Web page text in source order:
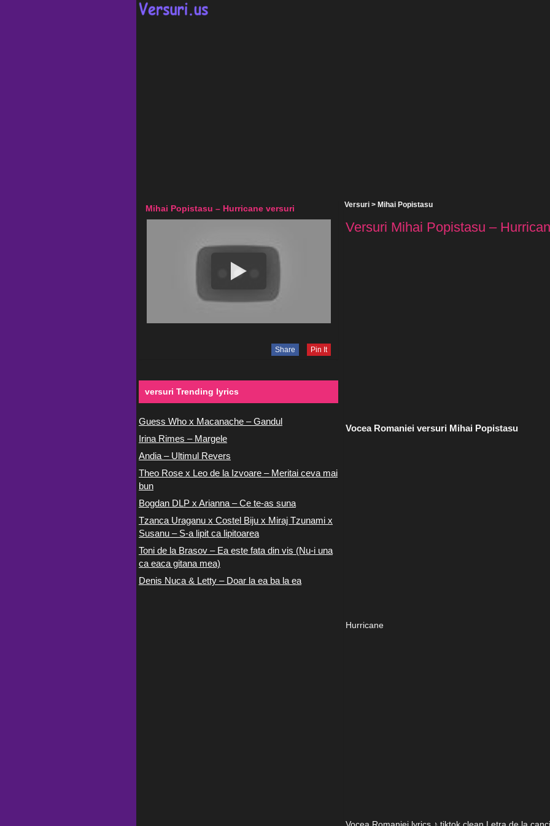
Versuri > Mihai Popistasu
Versuri Mihai Popistasu –
Vocea Romaniei versuri Mihai Popistasu
Hurricane
Mihai Popistasu – Hurricane versuri
Share Pin It
versuri Trending lyrics
Guess Who x Macanache – Gandul
Irina Rimes – Margele
Andia – Ultimul Revers
Theo Rose x Leo de la Izvoare – Meritai ceva mai
bun
Bogdan DLP x Arianna – Ce te-as suna
Tzanca Uraganu x Costel Biju x Miraj Tzunami x
Susanu – S-a lipit ca lipitoarea
Toni de la Brasov – Ea este fata din vis (Nu-i una
ca eaca gitana mea)
Denis Nuca & Letty – Doar la ea ba la ea